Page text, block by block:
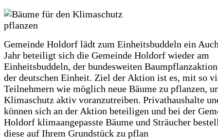
Gemeinde Holdorf lädt zum Einheitsbuddeln ein
Jahr beteiligt sich die Gemeinde Holdorf wieder am
Einheitsbuddeln, der bundesweiten
der deutschen Einheit. Ziel der Aktion ist es, mit so
Teilnehmern wie möglich neue Bäume zu pflanzen,
Klimaschutz aktiv voranzutreiben. Privathaushalte
können sich an der Aktion beteiligen und bei der
Holdorf klimaangepasste Bäume und Sträucher
diese auf Ihrem Grundstück zu pflan